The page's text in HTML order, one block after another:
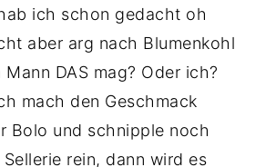
ich schon gedacht oh
aber arg nach Blumenkohl
DAS mag? Oder ich?
mach den Geschmack
Bolo und schnipple noch
rein, dann wird es